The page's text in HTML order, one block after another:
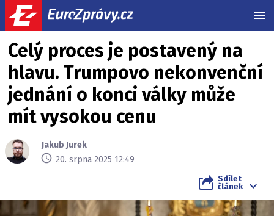
Celý proces je postavený na
hlavu. Trumpovo nekonvenční
jednání o konci války může
mít vysokou cenu
Jakub Jurek
20. srpna 2025 12:49
Sdílet
článek